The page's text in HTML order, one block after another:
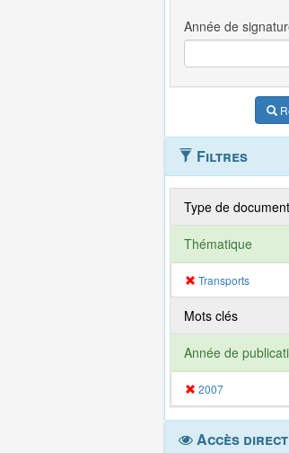
Filtres
Type de document
Thématique
Transports
Mots clés
Année de
2007
Accès direct